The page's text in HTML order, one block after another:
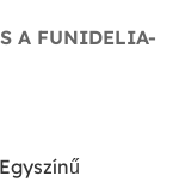
A FUNIDELIA-